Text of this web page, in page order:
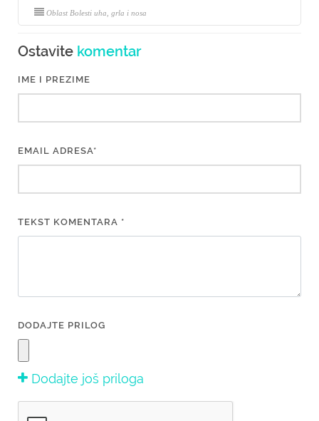
Oblast Bolesti uha, grla i nosa
Ostavite komentar
IME I PREZIME
EMAIL ADRESA*
TEKST KOMENTARA *
DODAJTE PRILOG
Dodajte još priloga